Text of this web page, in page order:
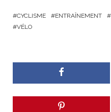
CYCLISME ENTRAÎNEMENT
VÉLO